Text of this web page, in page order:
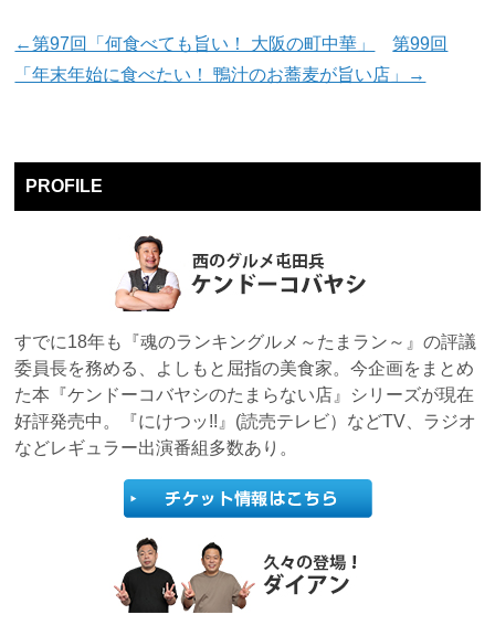
←第97回「何食べても旨い！ 大阪の町中華」
第99回
「年末年始に食べたい！ 鴨汁のお蕎麦が旨い店」→
PROFILE
すでに18年も『魂のランキングルメ～たまラン～』の評議
委員長を務める、よしもと屈指の美食家。今企画をまとめ
た本『ケンドーコバヤシのたまらない店』シリーズが現在
好評発売中。『にけつッ!!』(読売テレビ）などTV、ラジオ
などレギュラー出演番組多数あり。